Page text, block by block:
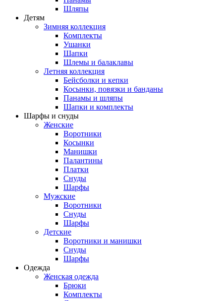
Шляпы
Детям
Зимняя коллекция
Комплекты
Ушанки
Шапки
Шлемы и балаклавы
Летняя коллекция
Бейсболки и кепки
Косынки, повязки и банданы
Панамы и шляпы
Шапки и комплекты
Шарфы и снуды
Женские
Воротники
Косынки
Манишки
Палантины
Платки
Снуды
Шарфы
Мужские
Воротники
Снуды
Шарфы
Детские
Воротники и манишки
Снуды
Шарфы
Одежда
Женская одежда
Брюки
Комплекты